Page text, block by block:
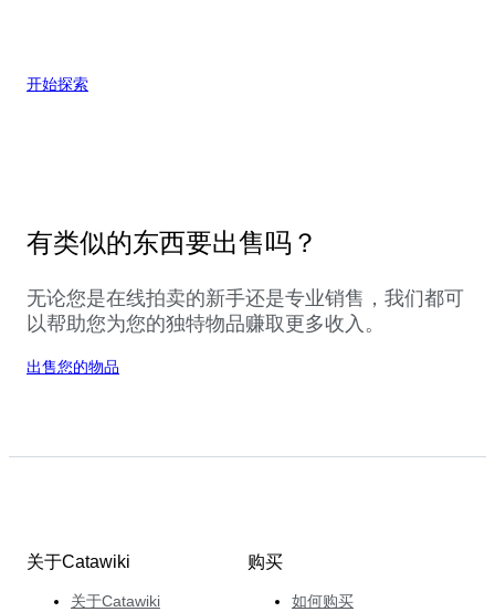
开始探索
有类似的东西要出售吗？
无论您是在线拍卖的新手还是专业销售，我们都可
以帮助您为您的独特物品赚取更多收入。
出售您的物品
关于Catawiki
关于Catawiki
购买
如何购买